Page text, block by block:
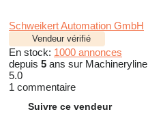
Schweikert Automation GmbH
Vendeur vérifié
En stock: 1000 annonces
depuis 5 ans sur Machineryline
5.0
1 commentaire
Suivre ce vendeur